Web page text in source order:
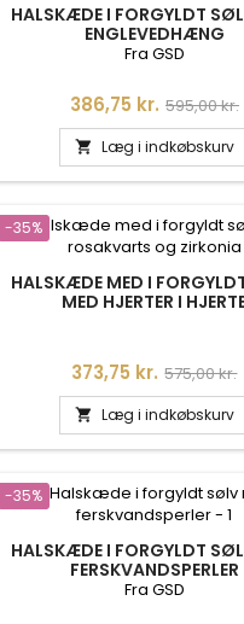
HALSKÆDE I FORGYLDT
ENGLEVEDHÆNG
Fra GSD
Pris
386,75 kr. 595,00 kr.
 Læg i indkøbskurv
-35%
HALSKÆDE MED I
MED HJERTER I
Pris
373,75 kr. 575,00 kr.
 Læg i indkøbskurv
-35%
HALSKÆDE I FORGYLDT
FERSKVANDSPERLER
Fra GSD